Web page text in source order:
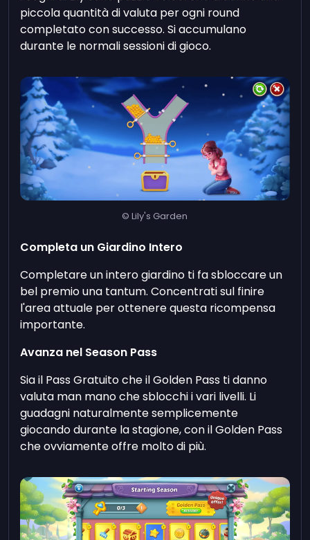
piccola quantità di valuta per ogni round
completato con successo. Si accumulano
durante le normali sessioni di gioco.
© Lily's Garden
Completa un Giardino Intero
Completare un intero giardino ti fa sbloccare un
bel premio una tantum. Concentrati sul finire
l'area attuale per ottenere questa ricompensa
importante.
Avanza nel Season Pass
Sia il Pass Gratuito che il Golden Pass ti danno
valuta man mano che sblocchi i vari livelli. Li
guadagni naturalmente semplicemente
giocando durante la stagione, con il Golden Pass
che ovviamente offre molto di più.